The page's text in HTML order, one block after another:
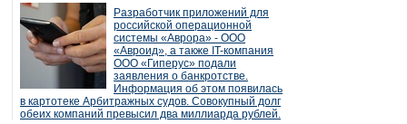
Разработчик приложений для
российской операционной
системы «Аврора» - ООО
«Авроид», а также IT-компания
ООО «Гиперус» подали
заявления о банкротстве.
Информация об этом появилась
в картотеке Арбитражных судов. Совокупный долг
обеих компаний превысил два миллиарда рублей.